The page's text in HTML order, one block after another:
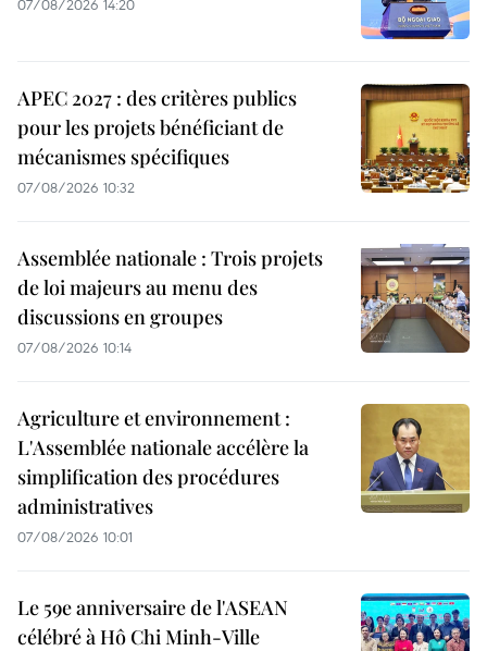
07/08/2026 14:20
APEC 2027 : des critères publics
pour les projets bénéficiant de
mécanismes spécifiques
07/08/2026 10:32
Assemblée nationale : Trois projets
de loi majeurs au menu des
discussions en groupes
07/08/2026 10:14
Agriculture et environnement :
L'Assemblée nationale accélère la
simplification des procédures
administratives
07/08/2026 10:01
Le 59e anniversaire de l'ASEAN
célébré à Hô Chi Minh-Ville